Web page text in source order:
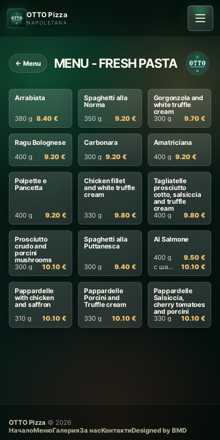
OTTO Pizza
NAPOLETANA
← Menu MENU - FRESH PASTA
Arrabiata
380 g 8.40 €
Spaghetti alla
Norma
350 g
9.20 €
Gorgonzola and
white truffle
cream
300 g
9.70 €
Ragu Bolognese
400 g
9.20 €
Carbonara
300 g 9.20 €
Amatriciana
400 g 9.20 €
Polpette e
Pancetta
400 g 9.20 €
Chicken fillet
and white truffle
cream
330 g 9.80 €
Tagliatelle
prosciutto
cotto, salsiccia
and truffle
cream
400 g
9.80 €
Prosciutto
crudo and
porcini
mushrooms
300 g
10.10 €
Spaghetti alla
Puttanesca
300 g 9.40 €
Al Salmone
400 g
9.50 €
с шафран10.10 €
Pappardelle
with chicken
and saffron
310 g
10.10 €
Pappardelle
Porcini and
Truffle cream
330 g
10.10 €
Pappardelle
Salsiccia,
cherry tomatoes
and porcini
330 g
10.10 €
OTTO Pizza © 2026
НачалоМенюГалерияЗа насКонтактиDesigned by BMD